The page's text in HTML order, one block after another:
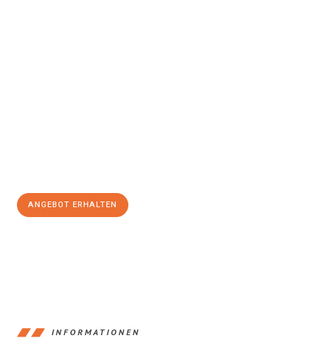
ANGEBOT ERHALTEN
INFORMATIONEN